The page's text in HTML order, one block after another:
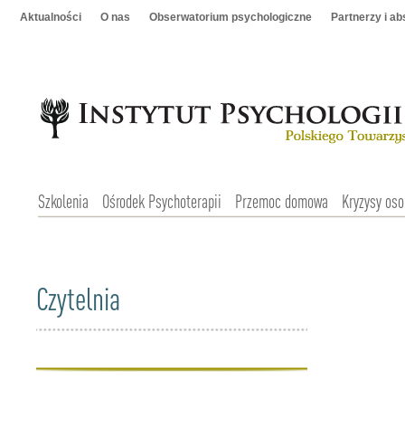
Aktualności O nas Obserwatorium psychologiczne Partnerzy i
Szkolenia Ośrodek Psychoterapii Przemoc domowa Kryzysy
Czytelnia